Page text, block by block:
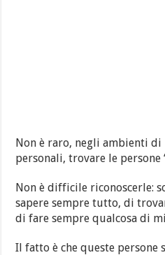
Non è raro, negli ambienti
personali, trovare le persone
Non è difficile riconoscerle:
sapere sempre tutto, di
di fare sempre qualcosa di
Il fatto è che queste persone